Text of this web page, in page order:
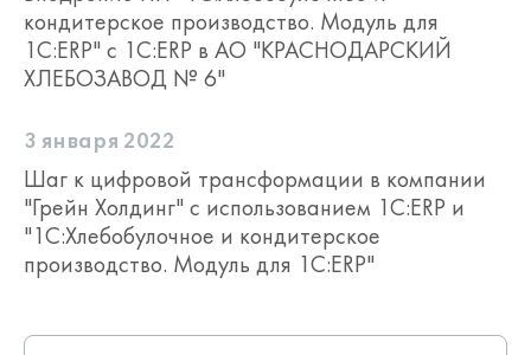
кондитерское производство. Модуль для
1С:ERP" с 1С:ERP в АО "КРАСНОДАРСКИЙ
ХЛЕБОЗАВОД № 6"
3 января 2022
Шаг к цифровой трансформации в компании
"Грейн Холдинг" с использованием 1С:ERP и
"1С:Хлебобулочное и кондитерское
производство. Модуль для 1С:ERP"